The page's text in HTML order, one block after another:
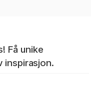
Få unike
inspirasjon.